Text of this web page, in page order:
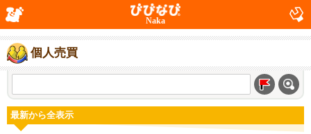
Naka
個人売買
最新から全表示